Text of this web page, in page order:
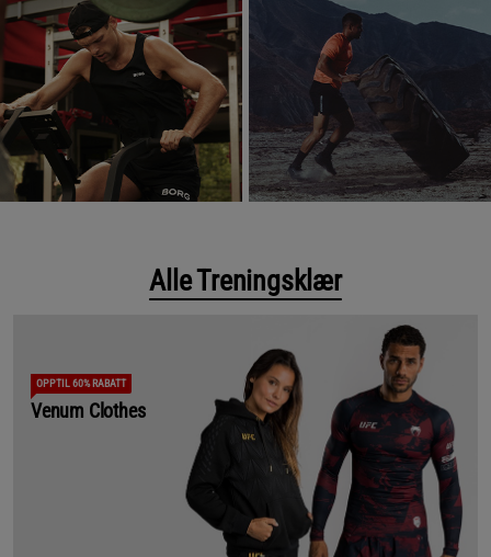
Alle Treningsklær
OPPTIL 60% RABATT
Venum Clothes